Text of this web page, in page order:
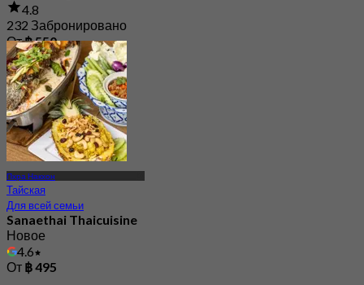
4.8
232 Забронировано
От฿ 550
Пхра Накхон
Тайская
Для всей семьи
Sanaethai Thaicuisine
Новое
4.6
От ฿ 495